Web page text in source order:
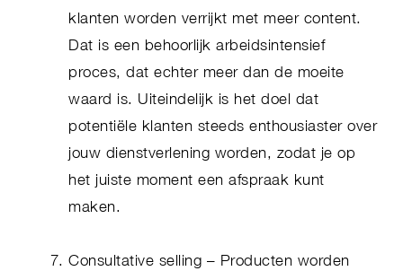
klanten worden verrijkt met meer content.
Dat is een behoorlijk arbeidsintensief
proces, dat echter meer dan de moeite
waard is. Uiteindelijk is het doel dat
potentiële klanten steeds enthousiaster over
jouw dienstverlening worden, zodat je op
het juiste moment een afspraak kunt
maken.
Consultative selling – Producten worden